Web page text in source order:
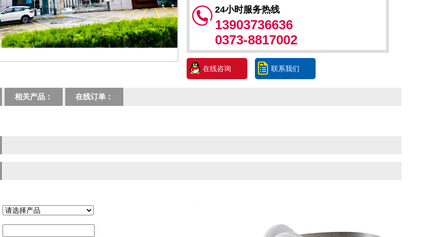
24小时服务热线
13903736636
0373-8817002
在线咨询 联系我们
相关产品： 在线订单：